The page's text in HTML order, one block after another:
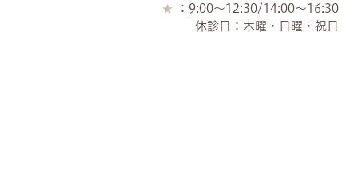
：9:00～12:30/14:00～16:30
休診日：木曜・日曜・祝日